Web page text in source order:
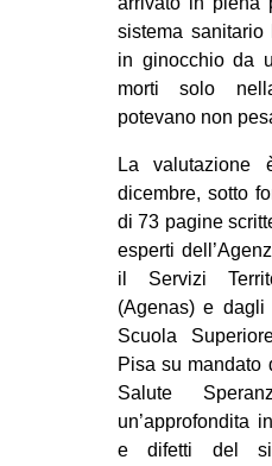
DIRITTO
sistema sanitario
in ginocchio da
morti solo
potevano non
La
dicembre, sotto
di 73 pagine
esperti
il Servizi
(Agenas) e dagli
Scuola
Pisa su mandato
Salute
un’approfondita
e difetti del